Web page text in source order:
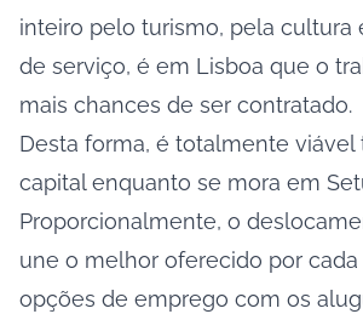
inteiro pelo turismo, pela cultura
de serviço, é em Lisboa que o
mais chances de ser contratado.
Desta forma, é totalmente viável
capital enquanto se mora em
Proporcionalmente, o
une o melhor oferecido por cada
opções de emprego com os